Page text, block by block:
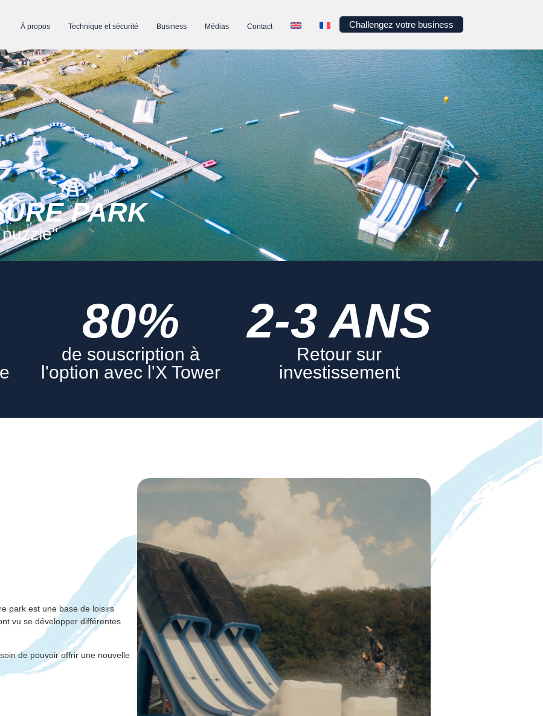
À propos Technique et sécurité Business Médias Contact Challengez votre business
PARK
80%
de souscription à
l'option avec l'X Tower
2-3 ANS
Retour sur
investissement
park est une base de loisirs
vu se développer différentes
de pouvoir offrir une nouvelle